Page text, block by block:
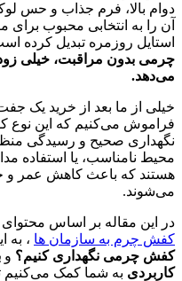
دوام بالا، فرم جذاب و حس
آن را به انتخابی محبوب
استایل روزمره تبدیل کرده
چرمی بدون مراقبت، خیلی
می‌دهد.
خیلی از ما بعد از خرید یک
فراموش می‌کنیم که این نوع
نگهداری صحیح و رسیدگی
محیط نامناسب، یا استفاده
هستند که باعث کاهش عمر
می‌شوند.
در این مقاله بر اساس محتوای
کفش چرم به سازمان ها ، به
کفش چرمی نگهداری کنیم؟ و
کاربردی به شما کمک می‌کنیم